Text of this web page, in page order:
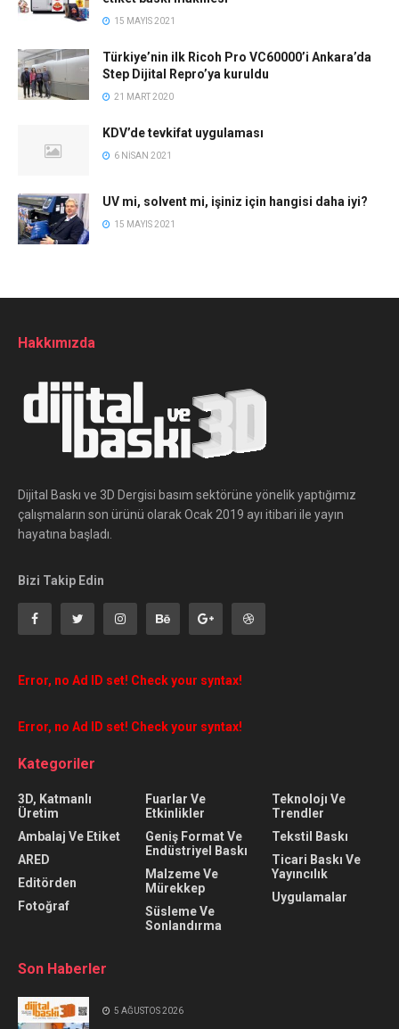
15 MAYIS 2021
Türkiye’nin ilk Ricoh Pro VC60000’i Ankara’da
Step Dijital Repro’ya kuruldu
21 MART 2020
KDV’de tevkifat uygulaması
6 NISAN 2021
UV mi, solvent mi, işiniz için hangisi daha iyi?
15 MAYIS 2021
Hakkımızda
Dijital Baskı ve 3D Dergisi basım sektörüne yönelik yaptığımız
çalışmaların son ürünü olarak Ocak 2019 ayı itibari ile yayın
hayatına başladı.
Bizi Takip Edin
Error, no Ad ID set! Check your syntax!
Error, no Ad ID set! Check your syntax!
Kategoriler
3D, Katmanlı
Üretim
Ambalaj Ve Etiket
ARED
Editörden
Fotoğraf
Fuarlar Ve
Etkinlikler
Geniş Format Ve
Endüstriyel Baskı
Malzeme Ve
Mürekkep
Süsleme Ve
Sonlandırma
Teknolojı Ve
Trendler
Tekstil Baskı
Ticari Baskı Ve
Yayıncılık
Uygulamalar
Son Haberler
5 AĞUSTOS 2026